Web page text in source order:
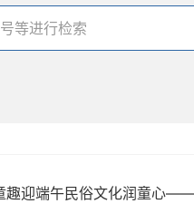
趣迎端午民俗文化润童心